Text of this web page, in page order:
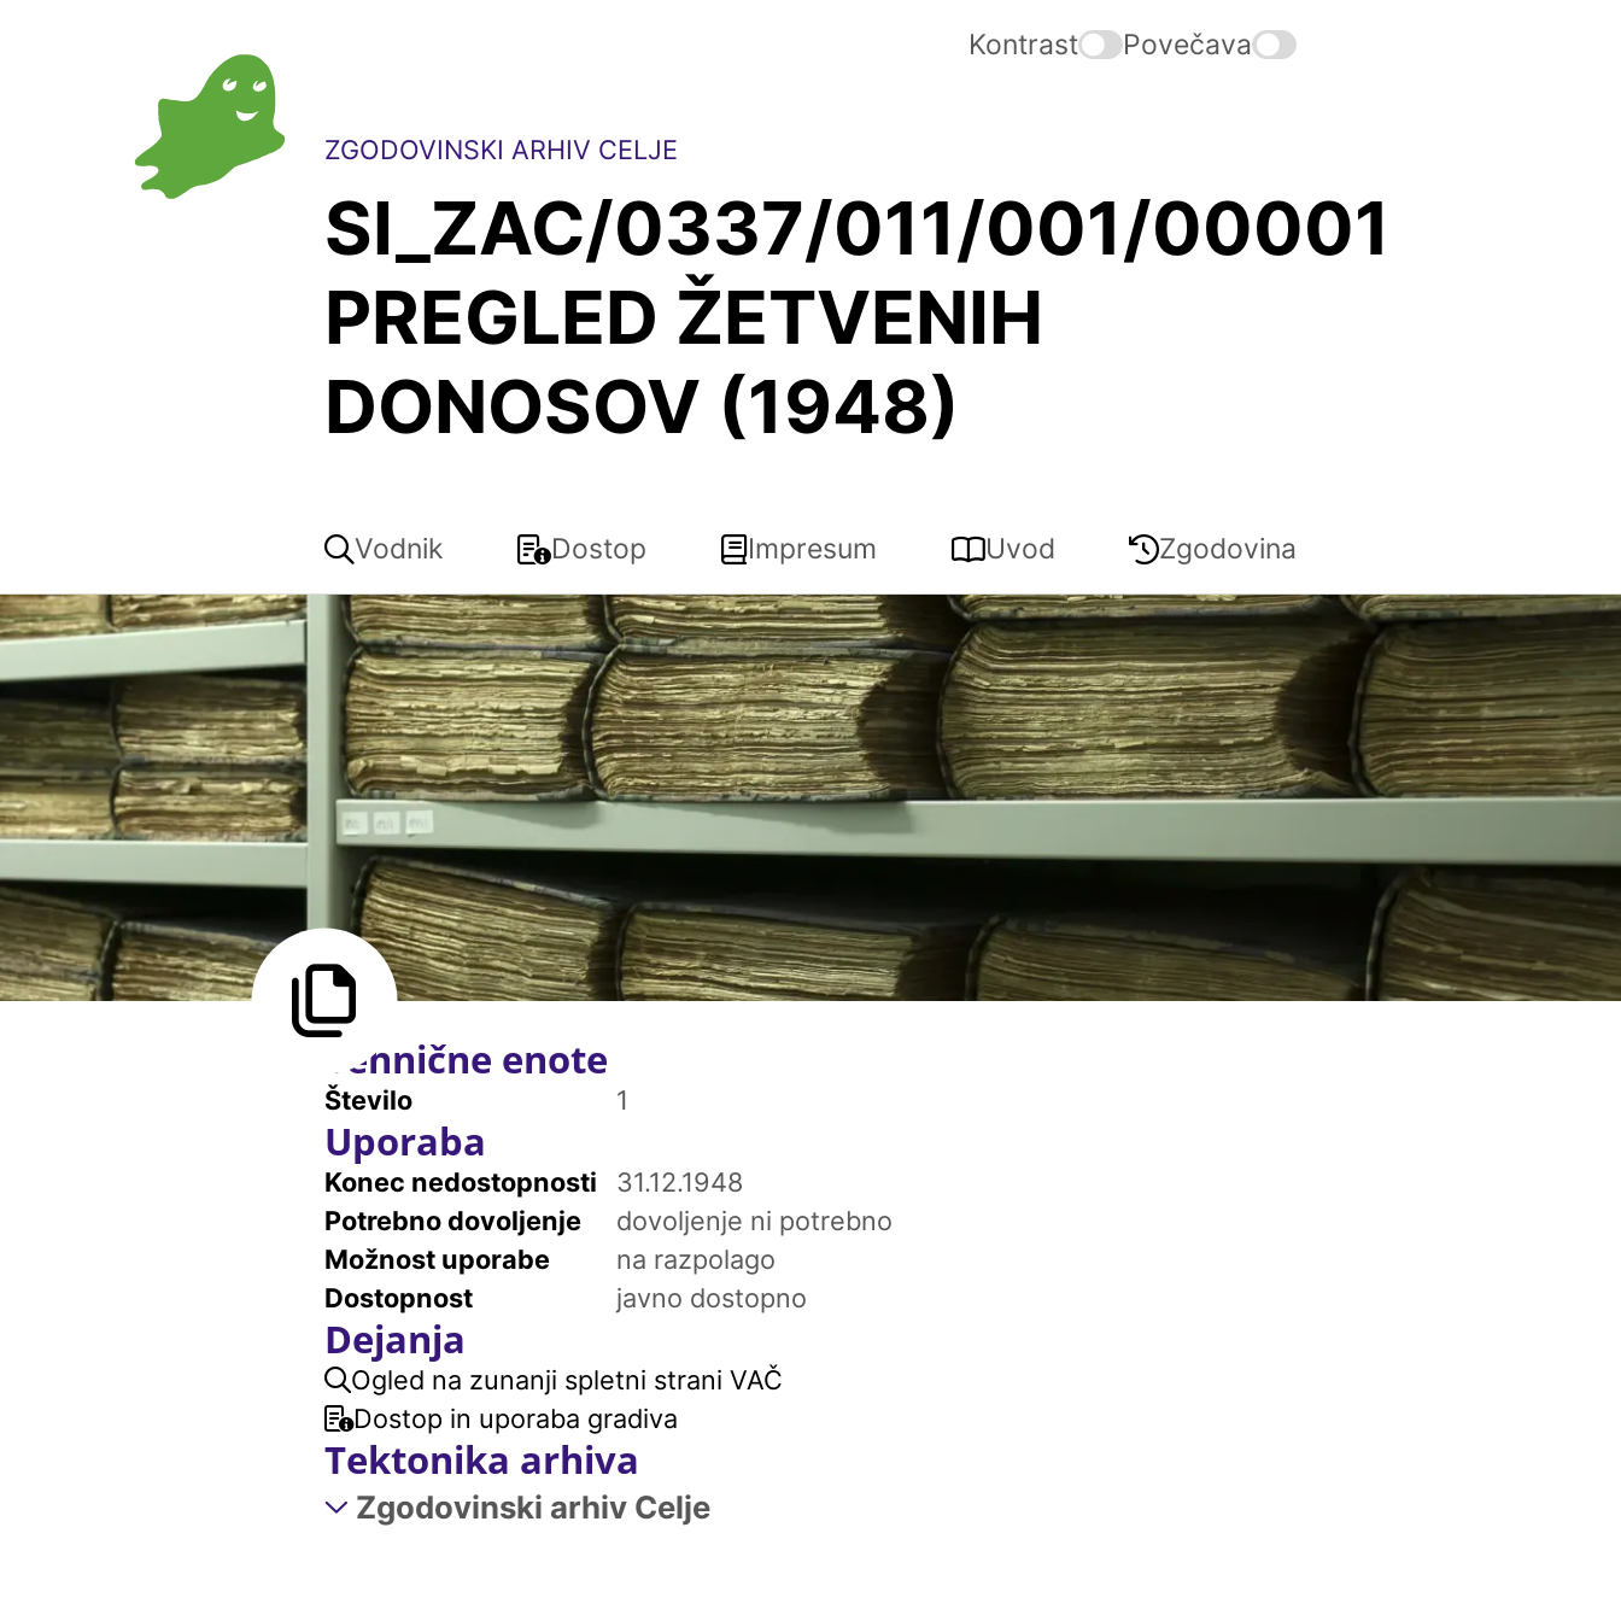
Kontrast Povečava
ZGODOVINSKI ARHIV CELJE
SI_ZAC/0337/011/001/00001
PREGLED ŽETVENIH
DONOSOV (1948)
Vodnik Dostop Impresum Uvod Zgodovina
Tehnične enote
Število 1
Uporaba
Konec nedostopnosti
31.12.1948
Potrebno dovoljenje
dovoljenje ni potrebno
Možnost uporabe
na razpolago
Dostopnost
javno dostopno
Dejanja
Ogled na zunanji spletni strani VAČ
Dostop in uporaba gradiva
Tektonika arhiva
Zgodovinski arhiv Celje